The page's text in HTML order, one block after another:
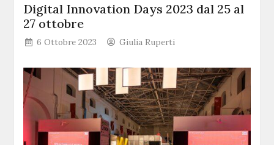
Digital Innovation Days 2023 dal 25 al
27 ottobre
6 Ottobre 2023 Giulia Ruperti